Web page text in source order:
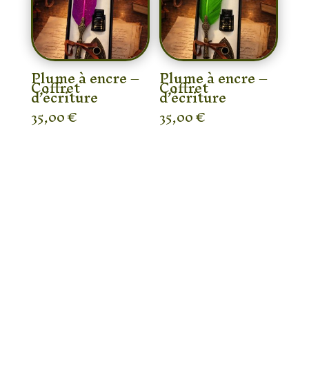
Plume à encre –
Coffret
d’écriture
35,00€
Plume à encre –
Coffret
d’écriture
35,00€